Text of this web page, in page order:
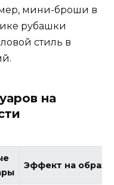
мини-броши в
рубашки
стиль в
на
Эффект на образ